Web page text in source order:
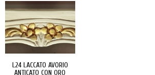
L24 LACCATO AVORIO
ANTICATO CON ORO